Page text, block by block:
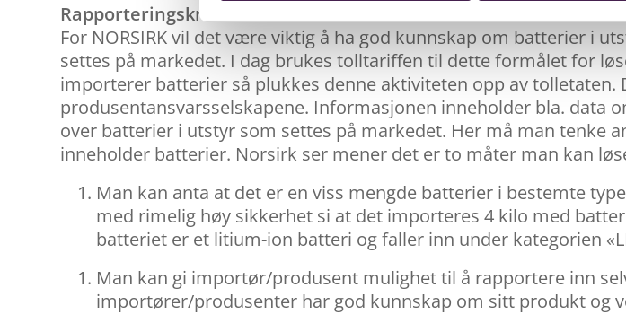
Rapporteringskrav
For NORSIRK vil det være viktig å ha god kunnskap om batterier i
settes på markedet. I dag brukes tolltariffen til dette formålet for
importerer batterier så plukkes denne aktiviteten opp av
produsentansvarsselskapene. Informasjonen inneholder bla. data
over batterier i utstyr som settes på markedet. Her må man tenke
inneholder batterier. Norsirk ser mener det er to måter man kan
Man kan anta at det er en viss mengde batterier i bestemte
med rimelig høy sikkerhet si at det importeres 4 kilo med
batteriet er et litium-ion batteri og faller inn under kategorien
Man kan gi importør/produsent mulighet til å rapportere inn
importører/produsenter har god kunnskap om sitt produkt og